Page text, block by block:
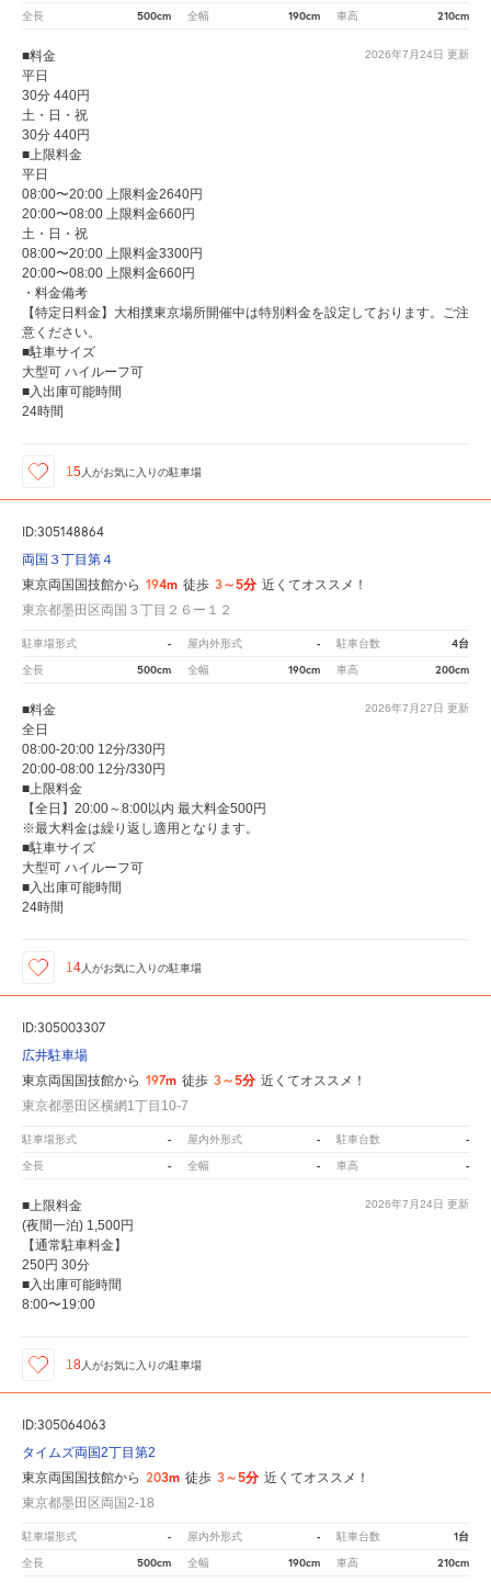
全長 500cm 全幅 190cm 車高 210cm
2026年7月24日 更新
■料金
平日
30分 440円
土・日・祝
30分 440円
■上限料金
平日
08:00〜20:00 上限料金2640円
20:00〜08:00 上限料金660円
土・日・祝
08:00〜20:00 上限料金3300円
20:00〜08:00 上限料金660円
・料金備考
【特定日料金】大相撲東京場所開催中は特別料金を設定しております。ご注
意ください。
■駐車サイズ
大型可 ハイルーフ可
■入出庫可能時間
24時間
15 人がお気に入りの駐車場
ID:305148864
両国３丁目第４
東京両国国技館から 194m 徒歩 3～5分 近くてオススメ！
東京都墨田区両国３丁目２６ー１２
駐車場形式 - 屋内外形式 - 駐車台数 4台
全長 500cm 全幅 190cm 車高 200cm
2026年7月27日 更新
■料金
全日
08:00-20:00 12分/330円
20:00-08:00 12分/330円
■上限料金
【全日】20:00～8:00以内 最大料金500円
※最大料金は繰り返し適用となります。
■駐車サイズ
大型可 ハイルーフ可
■入出庫可能時間
24時間
14 人がお気に入りの駐車場
ID:305003307
広井駐車場
東京両国国技館から 197m 徒歩 3～5分 近くてオススメ！
東京都墨田区横網1丁目10-7
駐車場形式 - 屋内外形式 - 駐車台数 -
全長 - 全幅 - 車高 -
2026年7月24日 更新
■上限料金
(夜間一泊) 1,500円
【通常駐車料金】
250円 30分
■入出庫可能時間
8:00〜19:00
18 人がお気に入りの駐車場
ID:305064063
タイムズ両国2丁目第2
東京両国国技館から 203m 徒歩 3～5分 近くてオススメ！
東京都墨田区両国2-18
駐車場形式 - 屋内外形式 - 駐車台数 1台
全長 500cm 全幅 190cm 車高 210cm